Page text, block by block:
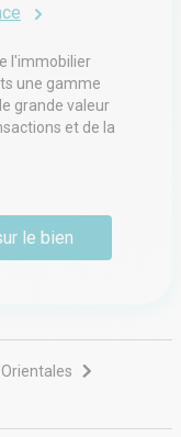
l'immobilier
une gamme
grande valeur
et de la
à cœur de
au mieux et
c'est leur
le bien